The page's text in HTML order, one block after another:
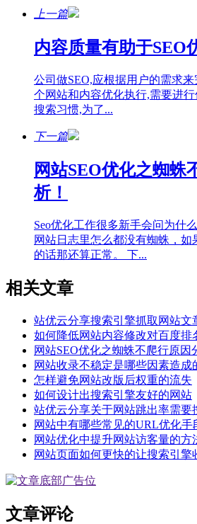
上一篇
内容质量有助于SEO
公司做SEO,应根据用户的需求
个网站和内容优化执行,需要进
搜索习惯,为了...
下一篇
网站SEO优化之蜘蛛
析！
Seo优化工作很多新手会问为什
网站日志里怎么都没有蜘蛛，
的话那还算正常。 下...
相关文章
站优云分享搜索引擎抓取网站文
如何降低网站内容修改对百度排
网站SEO优化之蜘蛛不爬行原因
网站收录不稳定是哪些因素造成
怎样避免网站改版后权重的流失
如何设计出搜索引擎友好的网站
站优云分享关于网站跳出率需要
网站中有哪些常见的URL优化手
网站优化中提升网站访客量的方
网站页面如何更快的让搜索引擎
文章评论